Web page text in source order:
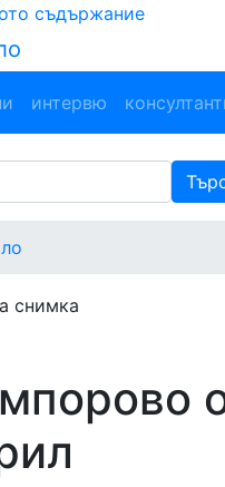
съдържание
navigation
интервю
снимка